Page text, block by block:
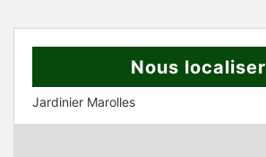
Nous localiser
Jardinier Marolles